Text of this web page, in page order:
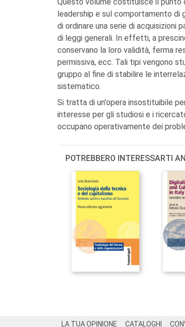
leadership e sul comportamento di
di ordinare una serie di acquisizioni
di leggi generali. In effetti, a
conservano la loro validità, ferma
permissiva, ecc. Tali tipi vengono
gruppo al fine di stabilire le
sistematico.
Si tratta di un'opera insostituibile
interesse per gli studiosi e i
occupano operativamente dei
POTREBBERO INTERESSARTI
LA TUA OPINIONE CATALOGHI